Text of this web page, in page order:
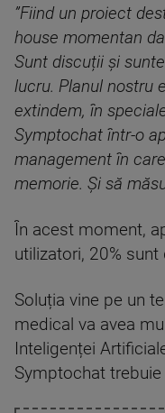
”Fiind un proiect
house momentan
Sunt discuții și
lucru. Planul nostru
extindem, în
Symptochat într-o
management în
memorie. Și să
În acest moment,
utilizatori, 20% sunt
Soluția vine pe un
medical va avea
Inteligenței
Symptochat trebuie